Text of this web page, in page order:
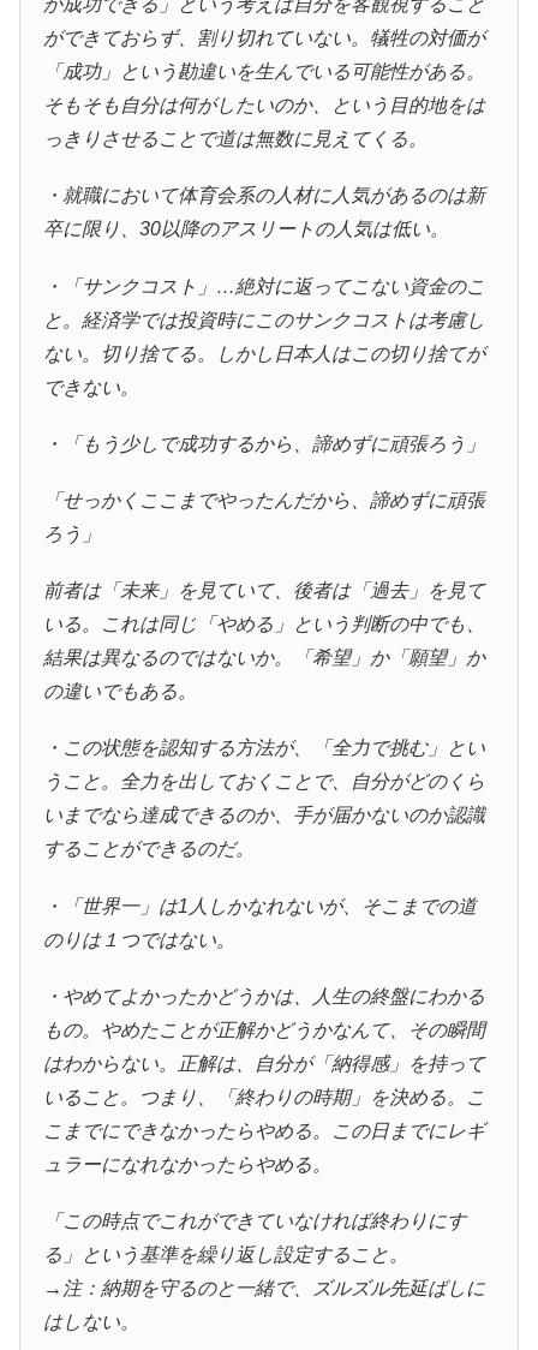
か成功できる」という考えは自分を客観視すること
ができておらず、割り切れていない。犠牲の対価が
「成功」という勘違いを生んでいる可能性がある。
そもそも自分は何がしたいのか、という目的地をは
っきりさせることで道は無数に見えてくる。
・就職において体育会系の人材に人気があるのは新
卒に限り、30以降のアスリートの人気は低い。
・「サンクコスト」…絶対に返ってこない資金のこ
と。経済学では投資時にこのサンクコストは考慮し
ない。切り捨てる。しかし日本人はこの切り捨てが
できない。
・「もう少しで成功するから、諦めずに頑張ろう」
「せっかくここまでやったんだから、諦めずに頑張
ろう」
前者は「未来」を見ていて、後者は「過去」を見て
いる。これは同じ「やめる」という判断の中でも、
結果は異なるのではないか。「希望」か「願望」か
の違いでもある。
・この状態を認知する方法が、「全力で挑む」とい
うこと。全力を出しておくことで、自分がどのくら
いまでなら達成できるのか、手が届かないのか認識
することができるのだ。
・「世界一」は1人しかなれないが、そこまでの道
のりは１つではない。
・やめてよかったかどうかは、人生の終盤にわかる
もの。やめたことが正解かどうかなんて、その瞬間
はわからない。正解は、自分が「納得感」を持って
いること。つまり、「終わりの時期」を決める。こ
こまでにできなかったらやめる。この日までにレギ
ュラーになれなかったらやめる。
「この時点でこれができていなければ終わりにす
る」という基準を繰り返し設定すること。
→注：納期を守るのと一緒で、ズルズル先延ばしに
はしない。